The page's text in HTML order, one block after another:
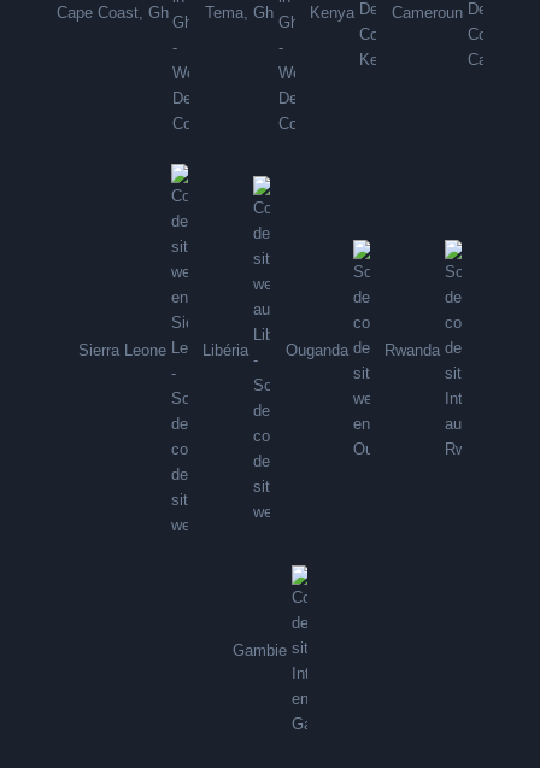
Cape Coast, Gh Tema, Gh Kenya Cameroun
Sierra Leone Libéria Ouganda Rwanda
Gambie